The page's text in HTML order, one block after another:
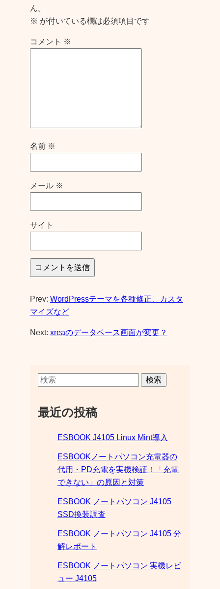
ん。
※ が付いている欄は必須項目です
コメント ※
名前 ※
メール ※
サイト
Prev: WordPressテーマを各種修正、カスタ
マイズなど
Next: xreaのデータベース画面が変更？
検索
最近の投稿
ESBOOK J4105 Linux Mint導入
ESBOOKノートパソコン充電器の
代用・PD充電を実機検証！「充電
できない」の原因と対策
ESBOOK ノートパソコン J4105
SSD換装調査
ESBOOK ノートパソコン J4105 分
解レポート
ESBOOK ノートパソコン 実機レビ
ュー J4105